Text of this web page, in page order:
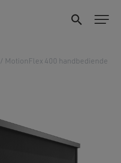
/ MotionFlex 400 handbediende